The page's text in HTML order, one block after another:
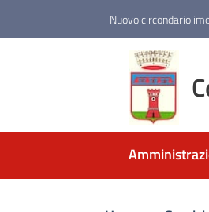
Nuovo circondario